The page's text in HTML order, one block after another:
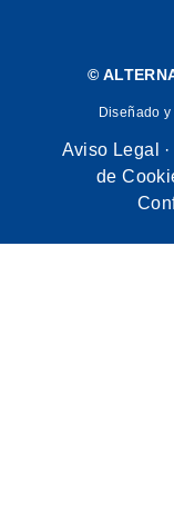
©
Diseñado
Aviso Legal ·
de